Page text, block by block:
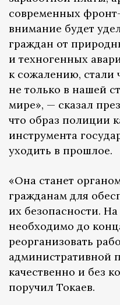
современных
внимание будет
граждан от
и техногенных
к сожалению, стали
не только в нашей
мире», — сказал
что образ полиции
инструмента
уходить в прошлое.
«Она станет
гражданам для
их безопасности.
необходимо до
реорганизовать
административной
качественно и без
поручил Токаев.